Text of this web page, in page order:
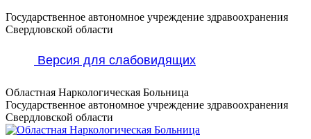
Перейти
к
Государственное автономное учреждение здравоохранения
Свердловской области
Версия для слабовидящих
Областная Наркологическая Больница
Государственное автономное учреждение здравоохранения
Свердловской области